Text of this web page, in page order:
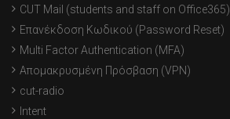
CUT Mail (students and staff on Office365)
Επανέκδοση Κωδικού (Password Reset)
Multi Factor Authentication (MFA)
Απομακρυσμένη Πρόσβαση (VPN)
cut-radio
Intent